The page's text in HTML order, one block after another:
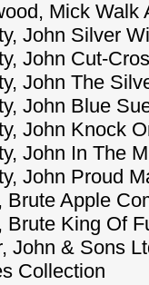
Mick Walk
John Silver
John Cut-
John The
John Blue
John Knock
John In The
John Proud
Brute Apple
Brute King Of
John & Sons
Collection